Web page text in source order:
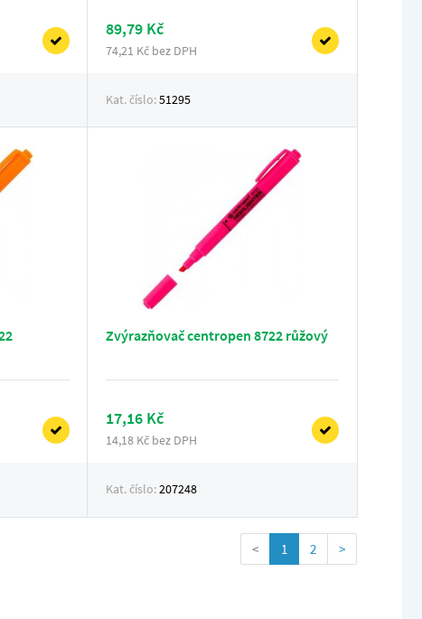
89,79 Kč
74,21 Kč bez DPH
Kat. číslo:51295
Zvýrazňovač centropen 8722 růžový
17,16 Kč
14,18 Kč bez DPH
Kat. číslo:207248
< 1 2 >